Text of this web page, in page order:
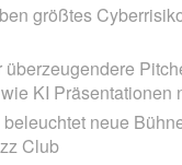
größtes
überzeugendere
KI Präsentationen
neue
Club